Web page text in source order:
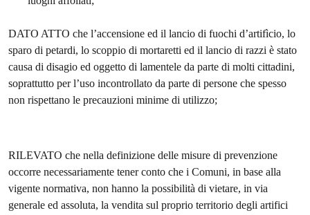
DATO ATTO che l’accensione ed il lancio di fuochi d’artifìcio, lo
sparo di petardi, lo scoppio di mortaretti ed il lancio di razzi è stato
causa di disagio ed oggetto di lamentele da parte di molti cittadini,
soprattutto per l’uso incontrollato da parte di persone che spesso
non rispettano le precauzioni minime di utilizzo;
RILEVATO che nella definizione delle misure di prevenzione
occorre necessariamente tener conto che i Comuni, in base alla
vigente normativa, non hanno la possibilità di vietare, in via
generale ed assoluta, la vendita sul proprio territorio degli artifici